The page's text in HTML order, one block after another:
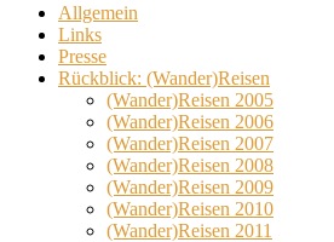
Allgemein
Links
Presse
Rückblick: (Wander)Reisen
(Wander)Reisen 2005
(Wander)Reisen 2006
(Wander)Reisen 2007
(Wander)Reisen 2008
(Wander)Reisen 2009
(Wander)Reisen 2010
(Wander)Reisen 2011